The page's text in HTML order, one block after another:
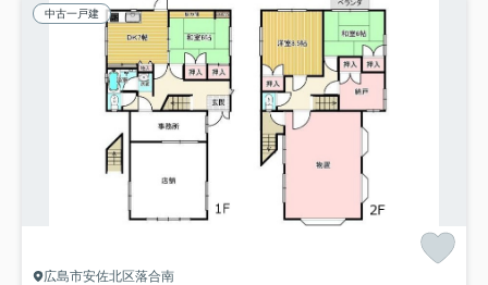
中古一戸建
広島市安佐北区落合南